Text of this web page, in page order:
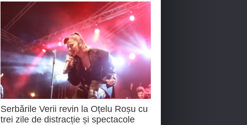
Serbările Verii revin la Oțelu Roșu cu
trei zile de distracție și spectacole